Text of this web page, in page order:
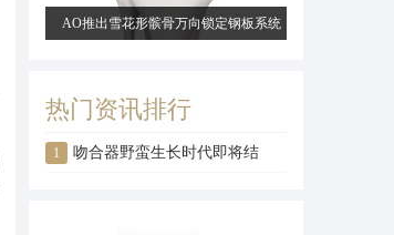
AO推出雪花形髌骨万向锁定钢板系统
热门资讯排行
1 吻合器野蛮生长时代即将结